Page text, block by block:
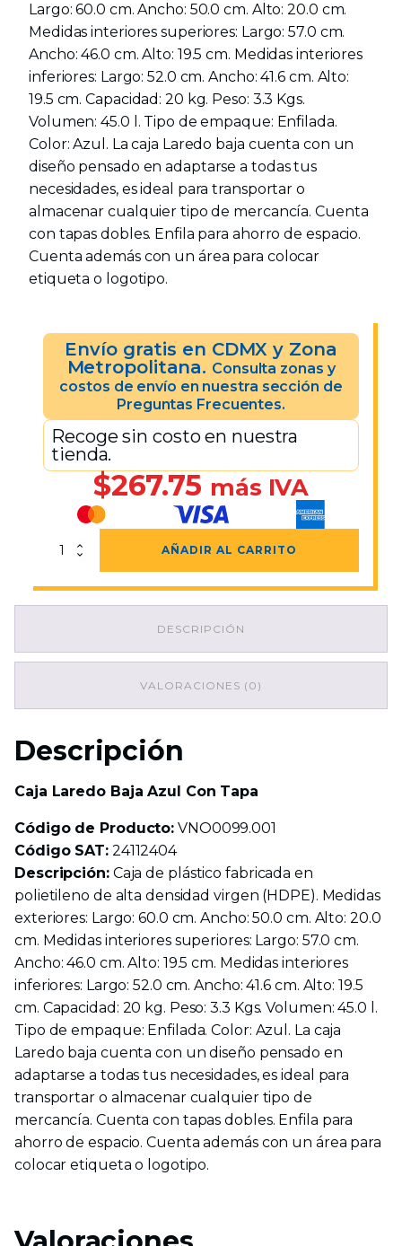
Largo: 60.0 cm. Ancho: 50.0 cm. Alto: 20.0 cm.
Medidas interiores superiores: Largo: 57.0 cm.
Ancho: 46.0 cm. Alto: 19.5 cm. Medidas interiores
inferiores: Largo: 52.0 cm. Ancho: 41.6 cm. Alto:
19.5 cm. Capacidad: 20 kg. Peso: 3.3 Kgs.
Volumen: 45.0 l. Tipo de empaque: Enfilada.
Color: Azul. La caja Laredo baja cuenta con un
diseño pensado en adaptarse a todas tus
necesidades, es ideal para transportar o
almacenar cualquier tipo de mercancía. Cuenta
con tapas dobles. Enfila para ahorro de espacio.
Cuenta además con un área para colocar
etiqueta o logotipo.
Envío gratis en CDMX y Zona
Metropolitana. Consulta zonas y
costos de envío en nuestra sección de
Preguntas Frecuentes.
Recoge sin costo en nuestra
tienda.
$267.75 más IVA
Caja
AÑADIR AL CARRITO
DESCRIPCIÓN
VALORACIONES (0)
Descripción
Caja Laredo Baja Azul Con Tapa
Código de Producto: VNO0099.001
Código SAT:24112404
Descripción:Caja de plástico fabricada en
polietileno de alta densidad virgen (HDPE). Medidas
exteriores: Largo: 60.0 cm. Ancho: 50.0 cm. Alto: 20.0
cm. Medidas interiores superiores: Largo: 57.0 cm.
Ancho: 46.0 cm. Alto: 19.5 cm. Medidas interiores
inferiores: Largo: 52.0 cm. Ancho: 41.6 cm. Alto: 19.5
cm. Capacidad: 20 kg. Peso: 3.3 Kgs. Volumen: 45.0 l.
Tipo de empaque: Enfilada. Color: Azul. La caja
Laredo baja cuenta con un diseño pensado en
adaptarse a todas tus necesidades, es ideal para
transportar o almacenar cualquier tipo de
mercancía. Cuenta con tapas dobles. Enfila para
ahorro de espacio. Cuenta además con un área para
colocar etiqueta o logotipo.